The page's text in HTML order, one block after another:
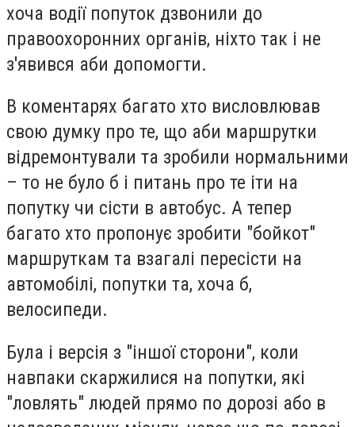
хоча водії попуток дзвонили до
правоохоронних органів, ніхто так і не
з'явився аби допомогти.
В коментарях багато хто висловлював
свою думку про те, що аби маршрутки
відремонтували та зробили нормальними
– то не було б і питань про те іти на
попутку чи сісти в автобус. А тепер
багато хто пропонує зробити "бойкот"
маршруткам та взагалі пересісти на
автомобілі, попутки та, хоча б,
велосипеди.
Була і версія з "іншої сторони", коли
навпаки скаржилися на попутки, які
"ловлять" людей прямо по дорозі або в